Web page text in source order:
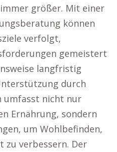
größer. Mit einer
können
verfolgt,
gemeistert
langfristig
durch
umfasst nicht nur
Ernährung, sondern
um Wohlbefinden,
zu verbessern. Der